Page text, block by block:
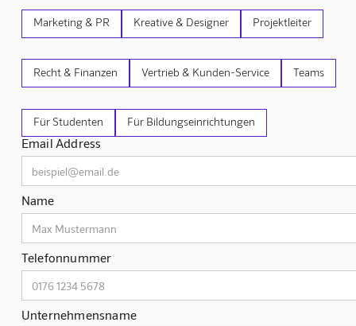
Marketing & PR Kreative & Designer Projektleiter
Recht & Finanzen Vertrieb & Kunden-Service Teams
Für Studenten Für Bildungseinrichtungen
Email Address
Name
Telefonnummer
Unternehmensname